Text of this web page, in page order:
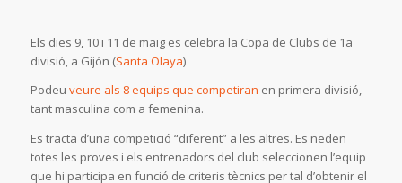
Els dies 9, 10 i 11 de maig es celebra la Copa de Clubs de 1a
divisió, a Gijón (Santa Olaya)
Podeu veure als 8 equips que competiran en primera divisió,
tant masculina com a femenina.
Es tracta d’una competició “diferent” a les altres. Es neden
totes les proves i els entrenadors del club seleccionen l’equip
que hi participa en funció de criteris tècnics per tal d’obtenir el